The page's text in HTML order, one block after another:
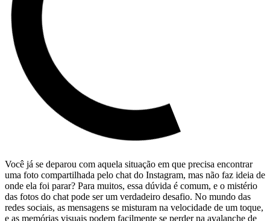
Você já se deparou com‍ aquela situação em que precisa encontrar
⁣uma foto compartilhada pelo chat do Instagram,‌ mas não faz ideia‍ de
⁢onde​ ela foi ‌parar? Para⁣ muitos, essa dúvida é comum, e ⁣o mistério
das fotos⁣ do chat pode⁢ ser um ‌verdadeiro ⁣desafio. No mundo das⁤
redes sociais,​ as mensagens se misturam⁢ na velocidade de​ um ‌toque,
e as memórias⁢ visuais podem facilmente​ se perder na avalanche de⁤